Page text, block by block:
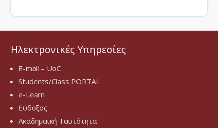
Ηλεκτρονικές Υπηρεσίες
E-mail – UoC
Students/Class PORTAL
e-Learn
Εύδοξος
Ακαδημαϊκή Ταυτότητα